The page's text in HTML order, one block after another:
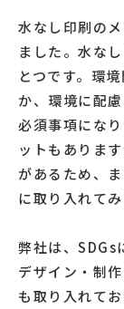
水なし印刷の
ました。水な
とつです。環
か、環境に配
必須事項にな
ットもありま
があるため、
に取り入れて
弊社は、SDGs
デザイン・制
も取り入れて